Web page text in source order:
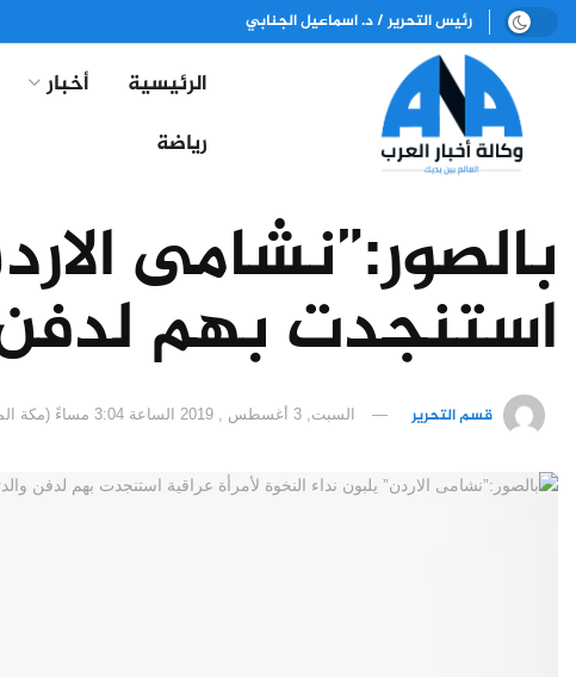
رئيس التحرير / د. اسماعيل الجنابي
الرئيسية أخبار
رياضة
بالصور:”نشامى
استنجدت بهم لدفن
قسم التحرير السبت, 3 أغسطس , 2019 الساعة 3:04 مساءً (مكة المكرمة)